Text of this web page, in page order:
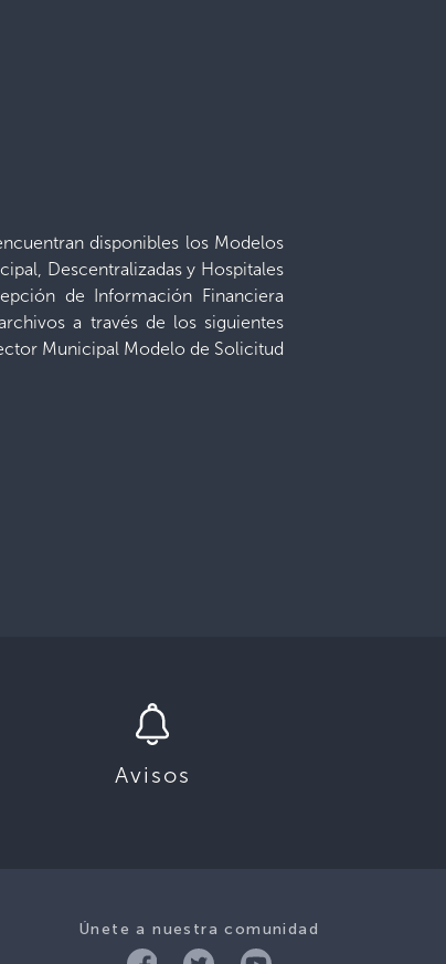
disponibles los Modelos
Descentralizadas y Hospitales
de Información Financiera
a través de los siguientes
Municipal Modelo de Solicitud
Avisos
Únete a nuestra comunidad